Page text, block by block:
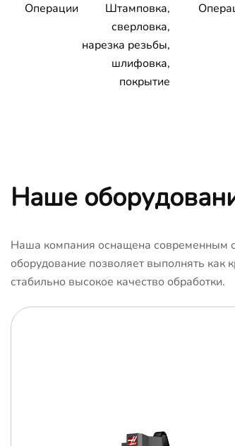
Операции
Штамповка,
сверловка,
нарезка резьбы,
шлифовка,
покрытие
Наше
Наша компания оснащена современным
оборудование позволяет выполнять как
стабильно высокое качество обработки.